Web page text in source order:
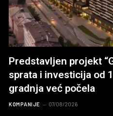
Predstavljen projekt
sprata i investicija od
gradnja već počela
KOMPANIJE 07/08/2026